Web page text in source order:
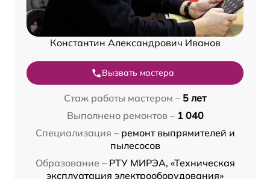
Константин Александрович Иванов
Вызвать мастера
Стаж работы мастером – 5 лет
Выполнено ремонтов – 1 040
Специализация – ремонт выпрямителей и
пылесосов
Образование – РТУ МИРЭА, «Техническая
эксплуатация электрооборудования»